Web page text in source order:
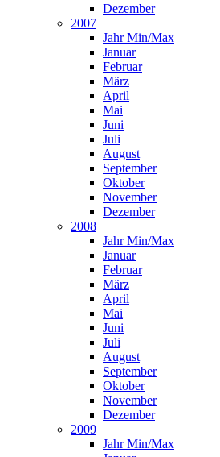
Dezember
2007
Jahr Min/Max
Januar
Februar
März
April
Mai
Juni
Juli
August
September
Oktober
November
Dezember
2008
Jahr Min/Max
Januar
Februar
März
April
Mai
Juni
Juli
August
September
Oktober
November
Dezember
2009
Jahr Min/Max